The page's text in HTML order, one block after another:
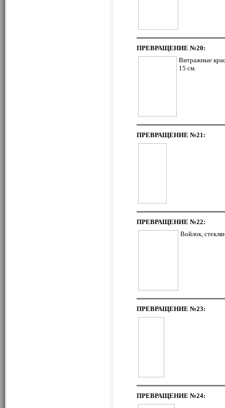
ПРЕВРАЩЕНИЕ №20:
Витражные
15 см.
ПРЕВРАЩЕНИЕ №21:
ПРЕВРАЩЕНИЕ №22:
Войлок,
ПРЕВРАЩЕНИЕ №23:
ПРЕВРАЩЕНИЕ №24: